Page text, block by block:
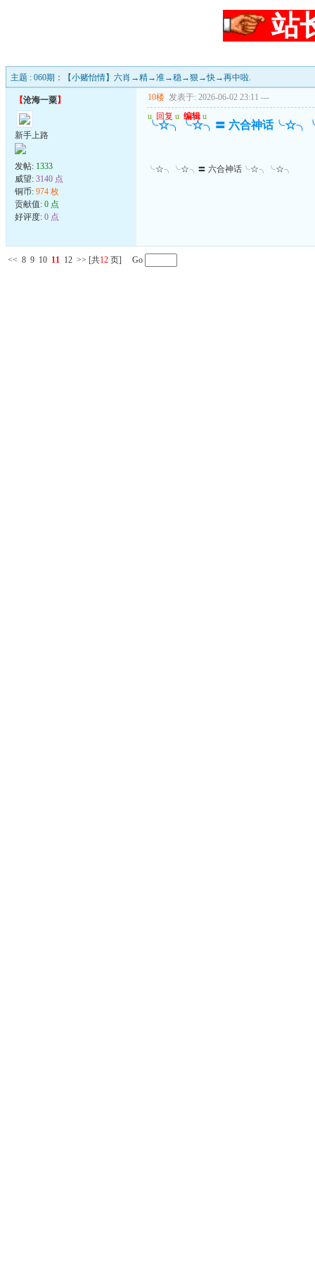
站
主题 : 060期：【小赌怡情】六肖→精→准→稳→狠→快→再中啦.
【沧海一粟】
新手上路
发帖: 1333
威望: 3140 点
铜币: 974 枚
贡献值: 0 点
好评度: 0 点
10楼 发表于: 2026-06-02 23:11 ---
u 回复 u 编辑 u
╰☆╮╰☆╮〓 六合神话
╰☆╮╰☆╮〓 六合神话╰☆╮╰☆╮
<< 8 9 10 11 12 >> [共12 页] Go